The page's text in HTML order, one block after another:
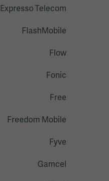
Expresso Telecom
FlashMobile
Flow
Fonic
Free
Freedom Mobile
Fyve
Gamcel